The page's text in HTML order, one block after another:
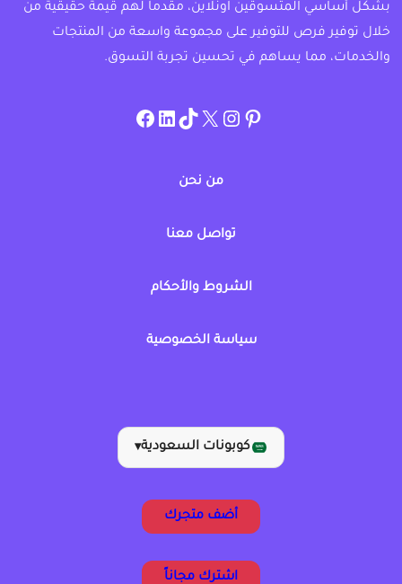
بشكل أساسي المتسوقين اونلاين، مقدماً لهم قيمة حقيقية من
خلال توفير فرص للتوفير على مجموعة واسعة من المنتجات
والخدمات، مما يساهم في تحسين تجربة التسوق.
pinterest
allcouponat
twitter
TikTok
linkedin
facebook
من نحن
تواصل معنا
الشروط والأحكام
سياسة الخصوصية
كوبونات السعودية▾
أضف متجرك
اشترك مجاناً